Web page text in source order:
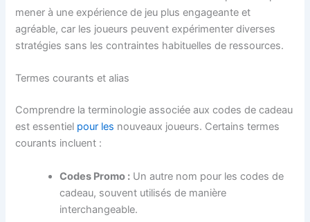
mener à une expérience de jeu plus engageante et
agréable, car les joueurs peuvent expérimenter diverses
stratégies sans les contraintes habituelles de ressources.
Termes courants et alias
Comprendre la terminologie associée aux codes de cadeau
est essentiel pour les nouveaux joueurs. Certains termes
courants incluent :
Codes Promo : Un autre nom pour les codes de
cadeau, souvent utilisés de manière
interchangeable.